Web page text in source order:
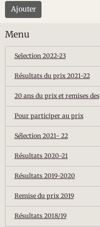
Ajouter
Menu
Selection 2022-23
Résultats du prix 2021-22
20 ans du prix et remises des
Pour participer au prix
Sélection 2021- 22
Résultats 2020-21
Résultats 2019-2020
Remise du prix 2019
Résultats 2018/19